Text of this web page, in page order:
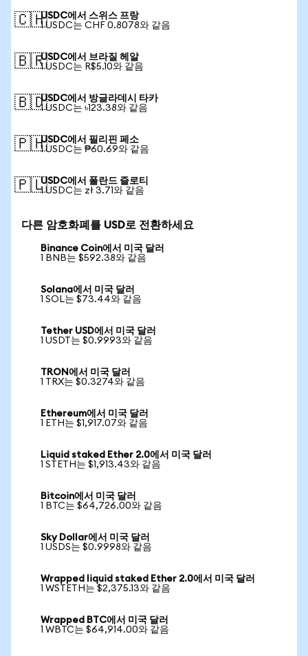
🇨🇭USDC에서 스위스 프랑
1 USDC는 CHF 0.8078와 같음
🇧🇷USDC에서 브라질 헤알
1 USDC는 R$5.10와 같음
🇧🇩USDC에서 방글라데시 타카
1 USDC는 ৳123.38와 같음
🇵🇭USDC에서 필리핀 페소
1 USDC는 ₱60.69와 같음
🇵🇱USDC에서 폴란드 즐로티
1 USDC는 zł 3.71와 같음
다른 암호화폐를 USD로 전환하세요
Binance Coin에서 미국 달러
1 BNB는 $592.38와 같음
Solana에서 미국 달러
1 SOL는 $73.44와 같음
Tether USD에서 미국 달러
1 USDT는 $0.9993와 같음
TRON에서 미국 달러
1 TRX는 $0.3274와 같음
Ethereum에서 미국 달러
1 ETH는 $1,917.07와 같음
Liquid staked Ether 2.0에서 미국 달러
1 STETH는 $1,913.43와 같음
Bitcoin에서 미국 달러
1 BTC는 $64,726.00와 같음
Sky Dollar에서 미국 달러
1 USDS는 $0.9998와 같음
Wrapped liquid staked Ether 2.0에서 미국 달러
1 WSTETH는 $2,375.13와 같음
Wrapped BTC에서 미국 달러
1 WBTC는 $64,914.00와 같음